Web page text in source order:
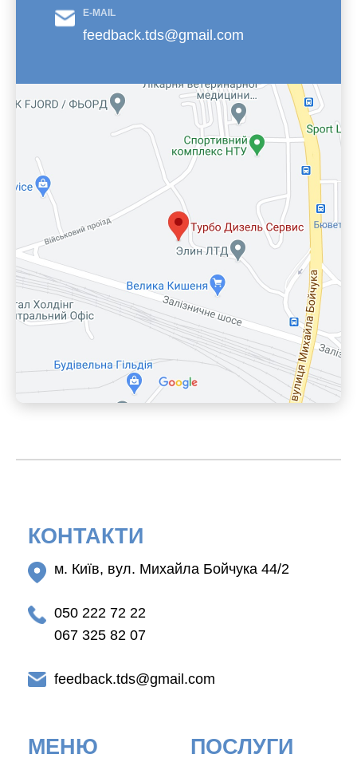
E-MAIL
feedback.tds@gmail.com
МЕНЮ
КОНТАКТИ
м. Київ, вул. Михайла Бойчука 44/2
050 222 72 22
067 325 82 07
feedback.tds@gmail.com
ПОСЛУГИ